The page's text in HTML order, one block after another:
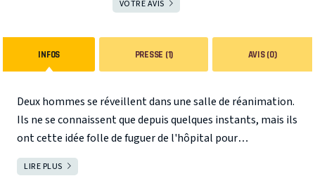
VOTRE AVIS
INFOS PRESSE (1) AVIS (0)
Deux hommes se réveillent dans une salle de réanimation.
Ils ne se connaissent que depuis quelques instants, mais ils
ont cette idée folle de fuguer de l'hôpital pour
entreprendre une promenade des plus insolites, ponctuée
de péripéties toujours plus surprenantes...
LIRE PLUS